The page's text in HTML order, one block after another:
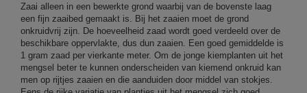
Zaai alleen in een bewerkte grond waarbij van de bovenste laag
een fijn zaaibed gemaakt is. Bij het zaaien moet de grond
onkruidvrij zijn. De hoeveelheid zaad wordt goed verdeeld over de
beschikbare oppervlakte, dus dun zaaien. Een goed gemiddelde is
1 gram zaad per vierkante meter. Om de jonge kiemplanten uit het
mengsel beter te kunnen onderscheiden van kiemend onkruid kan
men op rijtjes zaaien en die aanduiden door middel van stokjes.